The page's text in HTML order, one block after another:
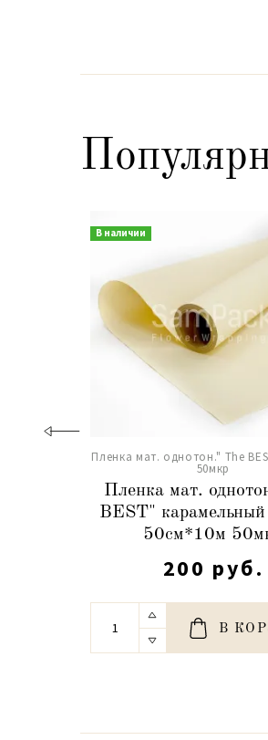
В наличии
Пленка мат. однотон." The
50мкр
Пленка мат.
BEST"
50см*10м
200 руб.
В